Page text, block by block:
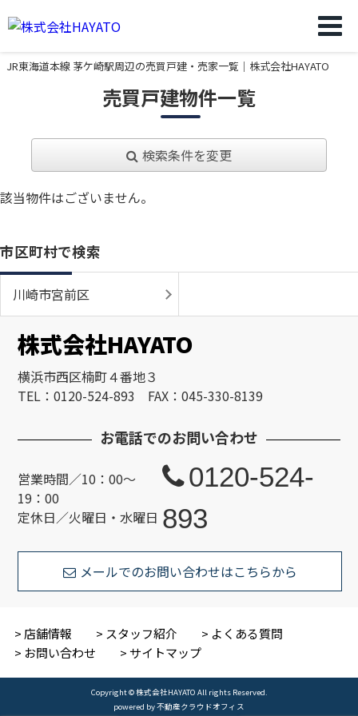
JR東海道本線 茅ケ崎駅周辺の売買戸建・売家一覧｜株式会社HAYATO
売買戸建物件一覧
検索条件を変更
該当物件はございません。
市区町村で検索
川崎市宮前区
株式会社HAYATO
横浜市西区楠町４番地３
TEL：0120-524-893 FAX：045-330-8139
お電話でのお問い合わせ
営業時間／10：00～
19：00
定休日／火曜日・水曜日
0120-524-
893
メールでのお問い合わせはこちらから
店舗情報 スタッフ紹介
よくある質問
お問い合わせ
サイトマップ
Copyright © 株式会社HAYATO All rights Reserved.
powered by 不動産クラウドオフィス